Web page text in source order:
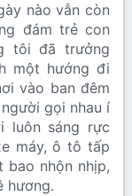
nào vẫn còn
đám trẻ con
tôi đã trưởng
một hướng đi
vào ban đêm
gọi nhau í
luôn sáng rực
máy, ô tô tấp
bao nhộn nhịp,
hương.